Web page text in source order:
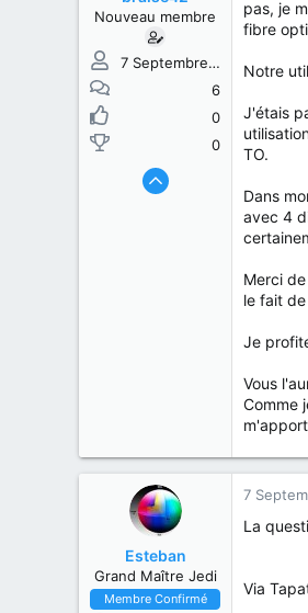
u
e
t
u
Nouveau membre
7 Septembre 2017
6
0
0
pas, je
fibre
Notre
J'étais
TO.
Dans
avec 4
Merci
le fait
Je
Vous
Comme
Esteban
Grand Maître Jedi
Membre Confirmé
7
La
Via